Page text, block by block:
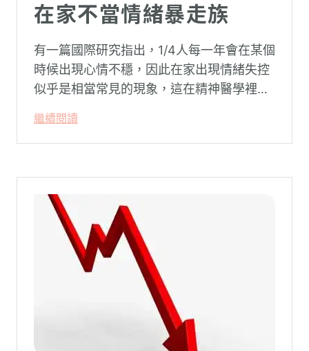
在家不當情緒暴走族
有一篇國際研究指出，1/4人每一年會在某個
時候出現心情不穩，因此在家出現情緒失控
似乎是相當常見的現象，這在精神醫學裡不
系統在長久使用之下，突然在某一次需要處
理更高層次的資料時，電腦呈現當機現象，
造成重大影響。
繼續閱讀